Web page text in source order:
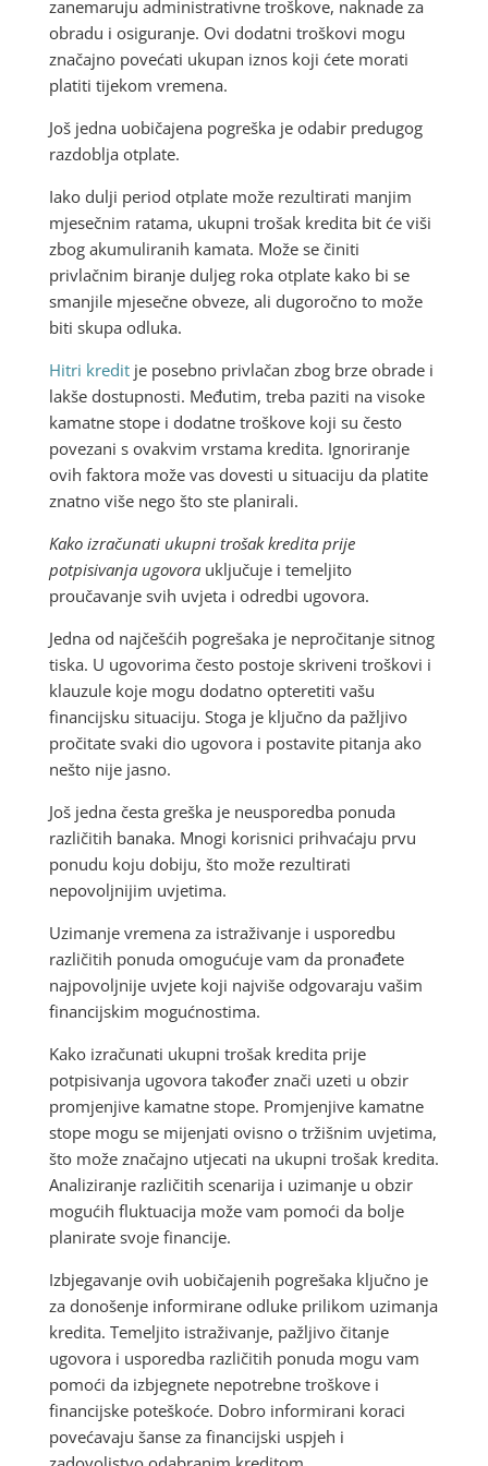
zanemaruju administrativne troškove, naknade za
obradu i osiguranje. Ovi dodatni troškovi mogu
značajno povećati ukupan iznos koji ćete morati
platiti tijekom vremena.
Još jedna uobičajena pogreška je odabir predugog
razdoblja otplate.
Iako dulji period otplate može rezultirati manjim
mjesečnim ratama, ukupni trošak kredita bit će viši
zbog akumuliranih kamata. Može se činiti
privlačnim biranje duljeg roka otplate kako bi se
smanjile mjesečne obveze, ali dugoročno to može
biti skupa odluka.
Hitri kreditje posebno privlačan zbog brze obrade i
lakše dostupnosti. Međutim, treba paziti na visoke
kamatne stope i dodatne troškove koji su često
povezani s ovakvim vrstama kredita. Ignoriranje
ovih faktora može vas dovesti u situaciju da platite
znatno više nego što ste planirali.
Kako izračunati ukupni trošak kredita prije
potpisivanja ugovorauključuje i temeljito
proučavanje svih uvjeta i odredbi ugovora.
Jedna od najčešćih pogrešaka je nepročitanje sitnog
tiska. U ugovorima često postoje skriveni troškovi i
klauzule koje mogu dodatno opteretiti vašu
financijsku situaciju. Stoga je ključno da pažljivo
pročitate svaki dio ugovora i postavite pitanja ako
nešto nije jasno.
Još jedna česta greška je neusporedba ponuda
različitih banaka. Mnogi korisnici prihvaćaju prvu
ponudu koju dobiju, što može rezultirati
nepovoljnijim uvjetima.
Uzimanje vremena za istraživanje i usporedbu
različitih ponuda omogućuje vam da pronađete
najpovoljnije uvjete koji najviše odgovaraju vašim
financijskim mogućnostima.
Kako izračunati ukupni trošak kredita prije
potpisivanja ugovora također znači uzeti u obzir
promjenjive kamatne stope. Promjenjive kamatne
stope mogu se mijenjati ovisno o tržišnim uvjetima,
što može značajno utjecati na ukupni trošak kredita.
Analiziranje različitih scenarija i uzimanje u obzir
mogućih fluktuacija može vam pomoći da bolje
planirate svoje financije.
Izbjegavanje ovih uobičajenih pogrešaka ključno je
za donošenje informirane odluke prilikom uzimanja
kredita. Temeljito istraživanje, pažljivo čitanje
ugovora i usporedba različitih ponuda mogu vam
pomoći da izbjegnete nepotrebne troškove i
financijske poteškoće. Dobro informirani koraci
povećavaju šanse za financijski uspjeh i